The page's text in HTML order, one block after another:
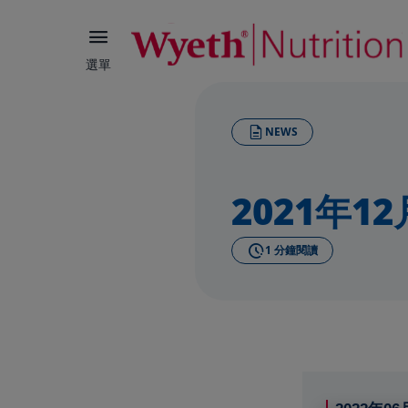
選單
NEWS
2021年12
1 分鐘閱讀